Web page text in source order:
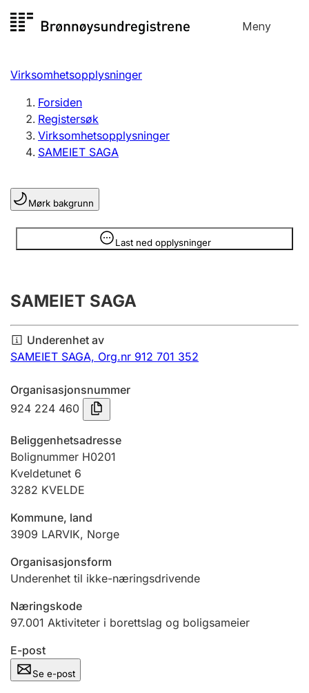
til
Meny
Registersøk
Aksjeselskap
Enkeltpersonforetak
Registrere, endre, slette
Lag og forening
Registrere, endre, slette
Årsregnskap
Innsending og forsinkelsesgebyr
Tinglysing
Jeger
Betaling og jegeravgiftskort
Ektepaktveileder
Offentlig sektor
Andre tema
Virksomhetsopplysninger
Forsiden
Registersøk
Virksomhetsopplysninger
SAMEIET SAGA
Mørk bakgrunn
Last ned opplysninger
Opplysninger er skjult
SAMEIET SAGA
Underenhet av
SAMEIET SAGA, Org.nr 912 701 352
Organisasjonsnummer
924 224 460
Beliggenhetsadresse
Bolignummer H0201
Kveldetunet 6
3282 KVELDE
Kommune, land
3909 LARVIK, Norge
Organisasjonsform
Underenhet til ikke-næringsdrivende
Næringskode
97.001 Aktiviteter i borettslag og boligsameier
E-post
Se e-post